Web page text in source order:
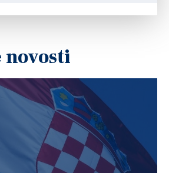
novosti